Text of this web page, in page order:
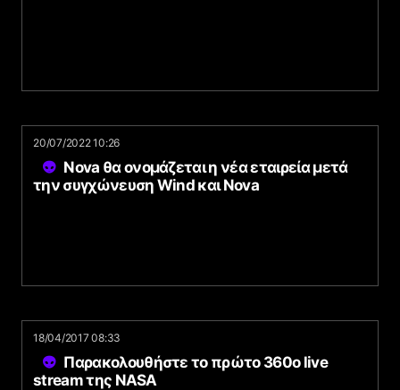
20/07/2022 10:26
Nova θα ονομάζεται η νέα εταιρεία μετά
την συγχώνευση Wind και Nova
18/04/2017 08:33
Παρακολουθήστε το πρώτο 360o live
stream της NASA